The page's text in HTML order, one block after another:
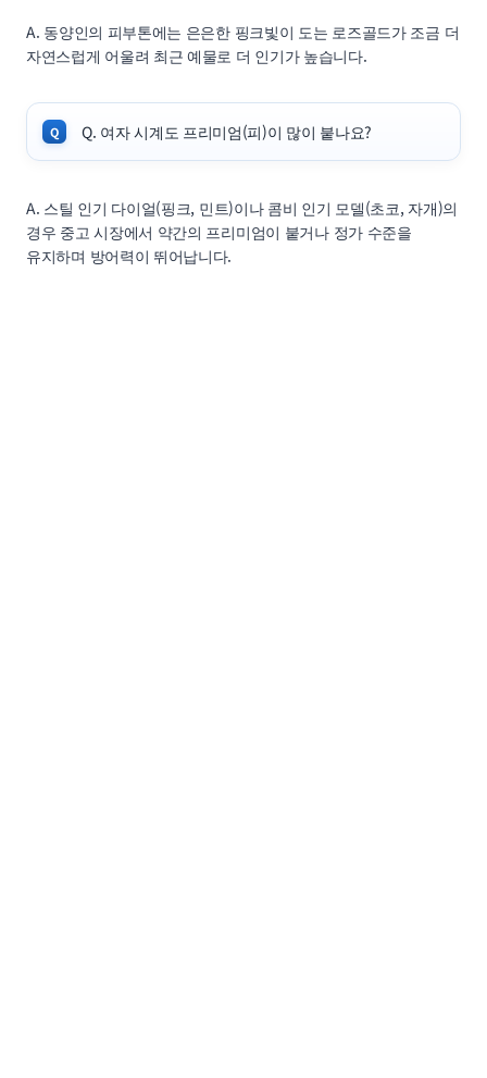
A. 동양인의 피부톤에는 은은한 핑크빛이 도는 로즈골드가 조금 더
자연스럽게 어울려 최근 예물로 더 인기가 높습니다.
Q. 여자 시계도 프리미엄(피)이 많이 붙나요?
A. 스틸 인기 다이얼(핑크, 민트)이나 콤비 인기 모델(초코, 자개)의
경우 중고 시장에서 약간의 프리미엄이 붙거나 정가 수준을
유지하며 방어력이 뛰어납니다.